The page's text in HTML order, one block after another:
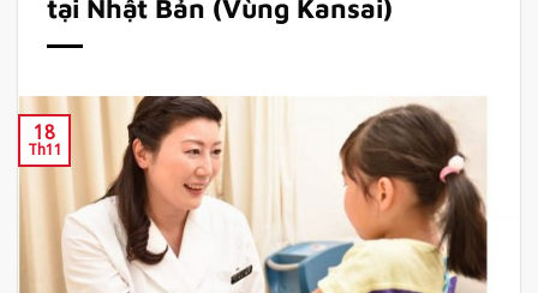
tại Nhật Bản (Vùng Kansai)
18
Th11